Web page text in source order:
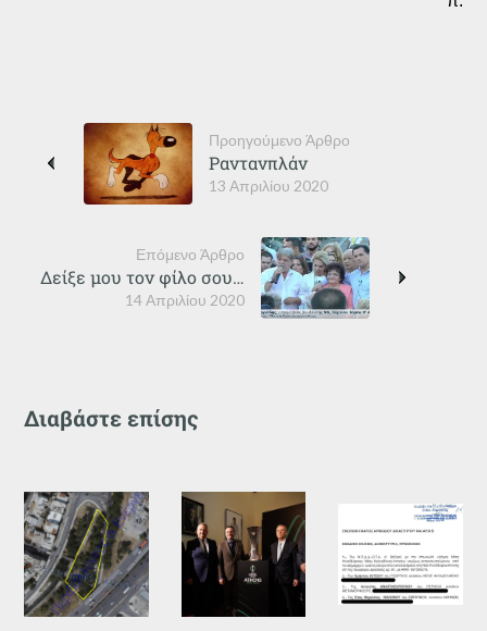
Προηγούμενο Άρθρο
13 Απριλίου 2020
Ραντανπλάν
Επόμενο Άρθρο
14 Απριλίου 2020
Δείξε μου τον φίλο σου…
Διαβάστε επίσης